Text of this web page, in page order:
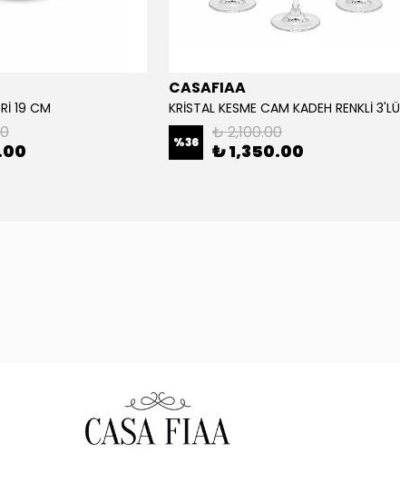
19 CM
CASAFIAA
KRİSTAL KESME CAM KADEH RENKLİ 3'LÜ
%36 ₺ 2,100.00
₺ 1,350.00